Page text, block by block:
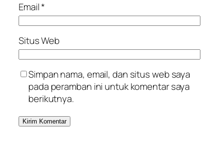
Email*
Situs Web
Simpan nama, email, dan situs web saya
pada peramban ini untuk komentar saya
berikutnya.